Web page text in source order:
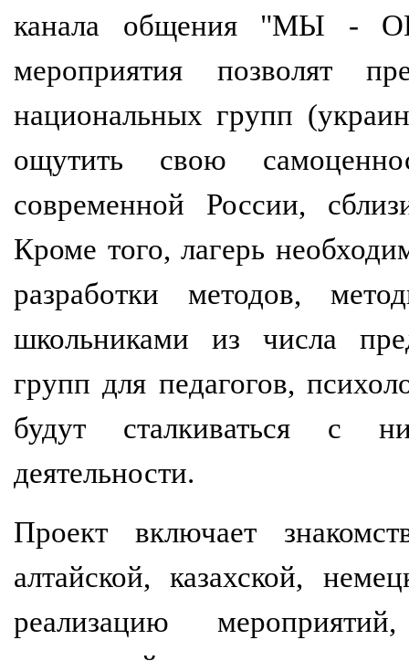
канала общения "МЫ -
мероприятия позволят
национальных групп
ощутить свою
современной России,
Кроме того, лагерь
разработки методов,
школьниками из числа
групп для педагогов,
будут сталкиваться с
деятельности.
Проект включает
алтайской, казахской,
реализацию